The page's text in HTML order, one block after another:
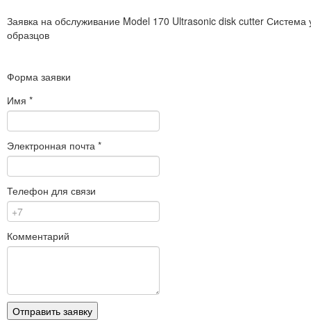
Заявка на обслуживание Model 170 Ultrasonic disk cutter Система
образцов
Форма заявки
Имя *
Электронная почта *
Телефон для связи
Комментарий
Отправить заявку